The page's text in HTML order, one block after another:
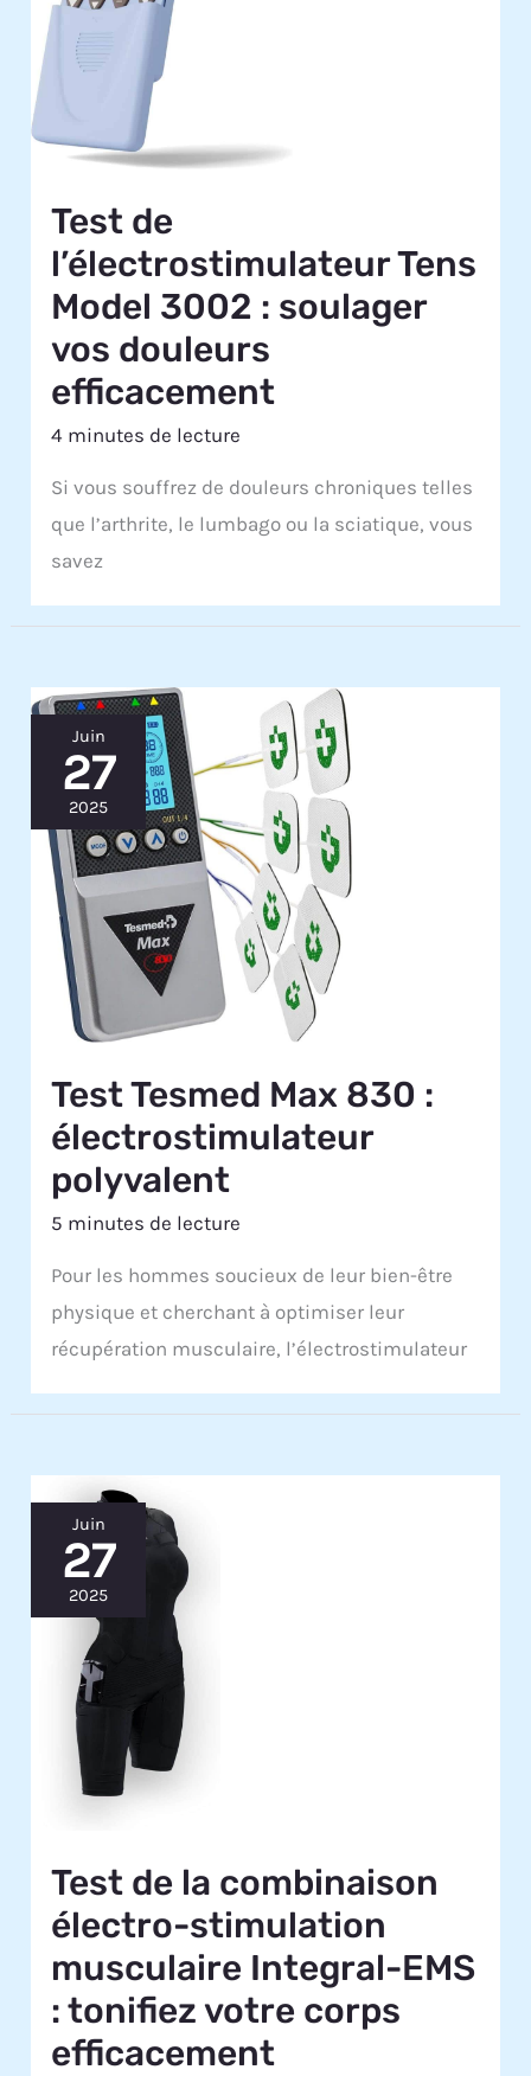
Test de
l’électrostimulateur Tens
Model 3002 : soulager
vos douleurs
efficacement
4 minutes de lecture
Si vous souffrez de douleurs chroniques telles
que l’arthrite, le lumbago ou la sciatique, vous
savez
Juin
27
2025
Test Tesmed Max 830 :
électrostimulateur
polyvalent
5 minutes de lecture
Pour les hommes soucieux de leur bien-être
physique et cherchant à optimiser leur
récupération musculaire, l’électrostimulateur
Juin
27
2025
Test de la combinaison
électro-stimulation
musculaire Integral-EMS
: tonifiez votre corps
efficacement